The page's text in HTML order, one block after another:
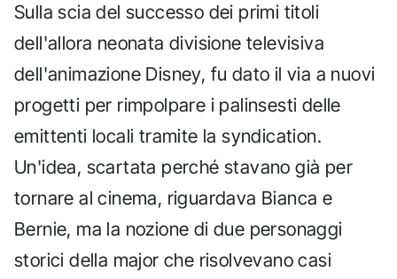
Sulla scia del successo dei primi titoli
dell'allora neonata divisione televisiva
dell'animazione Disney, fu dato il via a nuovi
progetti per rimpolpare i palinsesti delle
emittenti locali tramite la syndication.
Un'idea, scartata perché stavano già per
tornare al cinema, riguardava Bianca e
Bernie, ma la nozione di due personaggi
storici della major che risolvevano casi